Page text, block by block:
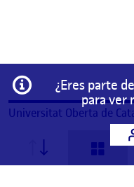
Información
¿Eres parte
para ver
Universitat Oberta de